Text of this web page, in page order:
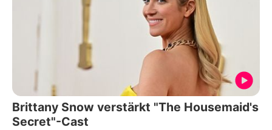
Brittany Snow verstärkt "The Housemaid's
Secret"-Cast